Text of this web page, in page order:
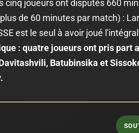
cinq joueurs ont disputés 660
de 60 minutes par match) :
est le seul à avoir joué
: quatre joueurs ont pris part
Batubinsika et